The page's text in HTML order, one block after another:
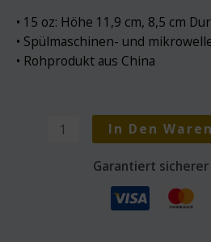
• 15 oz: Höhe 11,9 cm, 8,5 cm
• Spülmaschinen- und
• Rohprodukt aus China
In Den
Garantiert